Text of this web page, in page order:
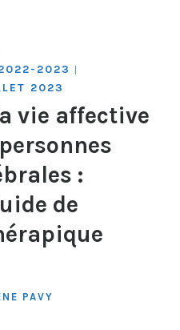
2022-2023 |
2023
vie affective
:
de
PAVY